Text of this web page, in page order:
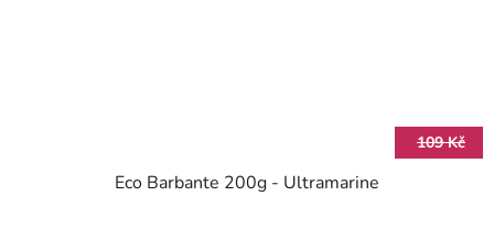
109 Kč
Eco Barbante 200g - Ultramarine